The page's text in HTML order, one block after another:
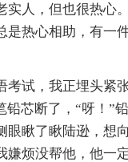
实人，但也很热心
是热心相助，有一
考试，我正埋头紧
铅芯断了，“呀！”
眼瞅了瞅陆逊，想
嫌烦没帮他，他一